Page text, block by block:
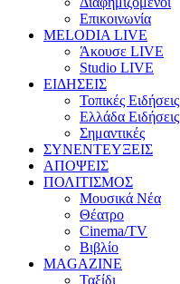
Επικοινωνία
MELODIA LIVE
Άκουσε LIVE
Studio LIVE
ΕΙΔΗΣΕΙΣ
Τοπικές Ειδήσεις
Ελλάδα Ειδήσεις
Σημαντικές
ΣΥΝΕΝΤΕΥΞΕΙΣ
ΑΠΟΨΕΙΣ
ΠΟΛΙΤΙΣΜΟΣ
Μουσικά Νέα
Θέατρο
Cinema/TV
Βιβλίο
MAGAZINE
Ταξίδι